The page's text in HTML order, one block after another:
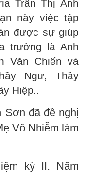
Trần Thị Ánh
này việc tập
được sự giúp
trưởng là Anh
Văn Chiến và
Ngữ, Thầy
Hiệp..
Sơn đã đề nghị
Vô Nhiễm làm
kỳ II. Năm